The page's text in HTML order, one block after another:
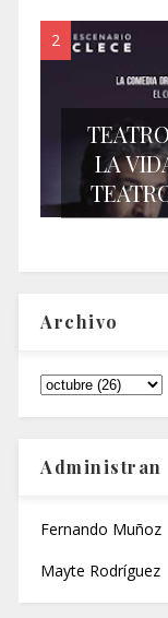
LA
Archivo
Administran
Fernando Muñoz
Mayte Rodríguez